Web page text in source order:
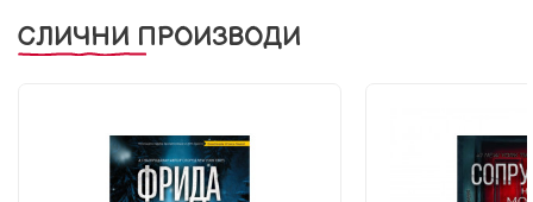
СЛИЧНИ ПРОИЗВОДИ